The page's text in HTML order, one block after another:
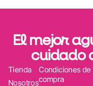
El mejor
cuidado
Tienda
Nosotros
Condiciones de
compra